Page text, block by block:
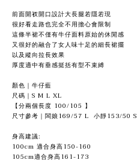
前面開衩開口設計大長腿若隱若現
很好看走路也完全不用擔心會限制
這條半裙不僅有牛仔面料原始的休閒感
又很好的融合了女人味十足的細長裙擺
以及縱向拉長效果
厚度適中有垂感挺括有型不束縛
顏色｜牛仔藍
尺碼｜S M L XL
【分兩個長度 100/105 】
尺寸參考｜闆娘169/57 L 小靜153/50 S
身高建議:
100cm 適合身高150-160
105cm適合身高161-173